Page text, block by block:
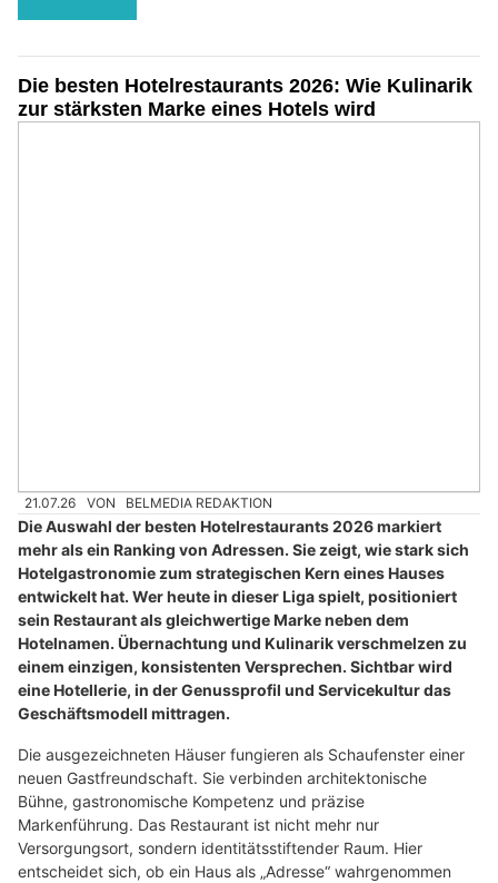
Die besten Hotelrestaurants 2026: Wie Kulinarik
zur stärksten Marke eines Hotels wird
21.07.26 VON BELMEDIA REDAKTION
Die Auswahl der besten Hotelrestaurants 2026 markiert
mehr als ein Ranking von Adressen. Sie zeigt, wie stark sich
Hotelgastronomie zum strategischen Kern eines Hauses
entwickelt hat. Wer heute in dieser Liga spielt, positioniert
sein Restaurant als gleichwertige Marke neben dem
Hotelnamen. Übernachtung und Kulinarik verschmelzen zu
einem einzigen, konsistenten Versprechen. Sichtbar wird
eine Hotellerie, in der Genussprofil und Servicekultur das
Geschäftsmodell mittragen.
Die ausgezeichneten Häuser fungieren als Schaufenster einer
neuen Gastfreundschaft. Sie verbinden architektonische
Bühne, gastronomische Kompetenz und präzise
Markenführung. Das Restaurant ist nicht mehr nur
Versorgungsort, sondern identitätsstiftender Raum. Hier
entscheidet sich, ob ein Haus als „Adresse“ wahrgenommen